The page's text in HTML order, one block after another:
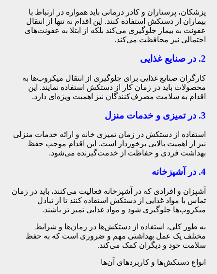
پزشکان، پرستاران و کادر درمانی باید همواره در ارتباط با
بیماران از دستکش استفاده کنند. این اقدام نه تنها از انتقال
عفونت به بیمار جلوگیری می‌کند بلکه از ابتلا به عفونت‌های
احتمالی نیز محافظت می‌کند.
2. در صنایع غذایی
کارگران صنایع غذایی برای جلوگیری از انتقال میکروب‌ها به
محصولات باید در زمان کار از دستکش استفاده نمایند. این
اقدام به سلامت مصرف‌کنندگان نیز اهمیت ویژه‌ای دارد.
3. در تمیزی و خدمات منزل
استفاده از دستکش در زمان تمیزی خانه و ارائه خدمات منزلی
نیز از اهمیت بالایی برخوردار است. این اقدام موجب حفظ
بهداشت فردی و حفاظت از خدمت‌گیرنده می‌شود.
4. در آشپزخانه
آشپزان و افرادی که در آشپزخانه فعالیت می‌کنند، باید در زمان
تماس با مواد غذایی از دستکش استفاده کنند تا از تبادل
میکروب‌ها جلوگیری شود و مواد غذایی تمیز تر باشند.
به طور کلی، استفاده از دستکش‌ها در زمان‌ها و شرایط
مختلف یک عمل بهداشتی مهم و ضروری است که به حفظ
سلامت خود و دیگران کمک می‌کند.
انواع دستکش‌ها و کاربردهای آن‌ها